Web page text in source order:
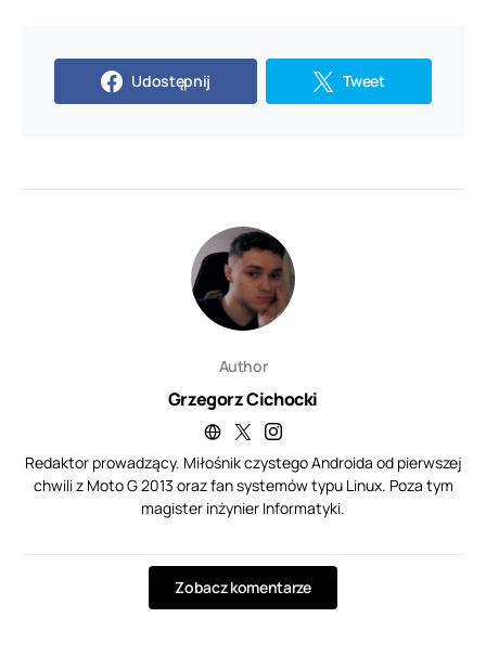
Udostępnij Tweet
Author
Grzegorz Cichocki
Redaktor prowadzący. Miłośnik czystego Androida od pierwszej
chwili z Moto G 2013 oraz fan systemów typu Linux. Poza tym
magister inżynier Informatyki.
Zobacz komentarze